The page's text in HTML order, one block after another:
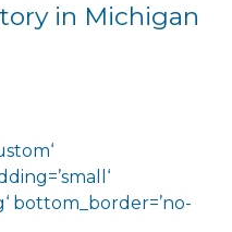
in Michigan
bottom_border=’no-